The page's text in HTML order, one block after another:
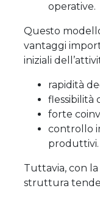
operative.
Questo
vantaggi
iniziali
rapidità
flessibilità
forte
controllo
produttivi.
Tuttavia, con la
struttura tende